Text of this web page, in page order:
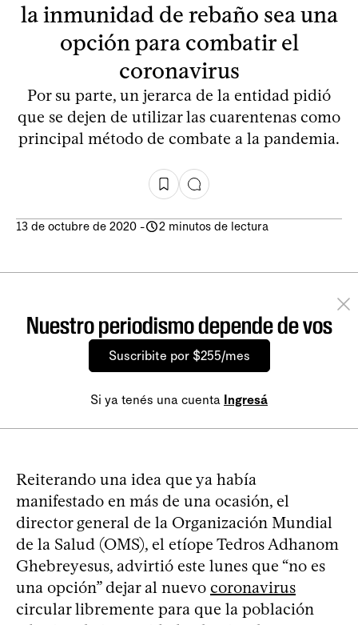
la inmunidad de rebaño sea una
opción para combatir el
coronavirus
Por su parte, un jerarca de la entidad pidió
que se dejen de utilizar las cuarentenas como
principal método de combate a la pandemia.
13 de octubre de 2020 - 2 minutos de lectura
Nuestro periodismo depende de vos
Suscribite por $255/mes
Si ya tenés una cuenta Ingresá
Reiterando una idea que ya había
manifestado en más de una ocasión, el
director general de la Organización Mundial
de la Salud (OMS), el etíope Tedros Adhanom
Ghebreyesus, advirtió este lunes que “no es
una opción” dejar al nuevo coronavirus
circular libremente para que la población